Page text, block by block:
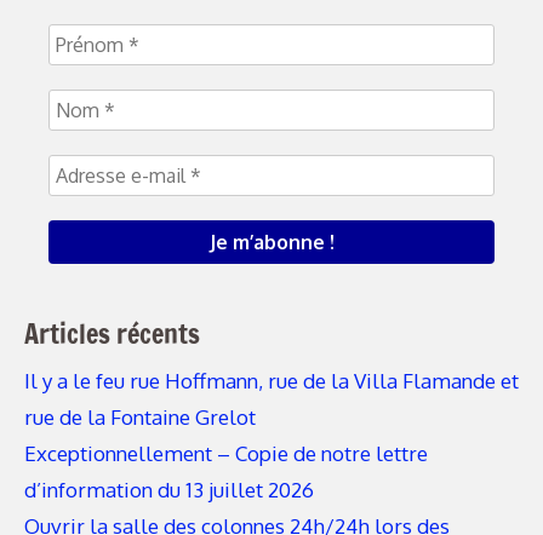
Articles récents
Il y a le feu rue Hoffmann, rue de la Villa Flamande et
rue de la Fontaine Grelot
Exceptionnellement – Copie de notre lettre
d’information du 13 juillet 2026
Ouvrir la salle des colonnes 24h/24h lors des